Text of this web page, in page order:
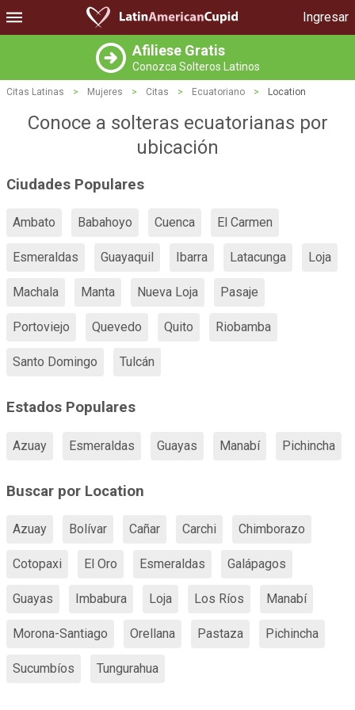
Ingresar
Afiliese Gratis
Conozca Solteros Latinos
Citas Latinas > Mujeres > Citas > Ecuatoriano > Location
Conoce a solteras ecuatorianas por
ubicación
Ciudades Populares
Ambato Babahoyo Cuenca El Carmen
Esmeraldas Guayaquil Ibarra Latacunga Loja
Machala Manta Nueva Loja Pasaje
Portoviejo Quevedo Quito Riobamba
Santo Domingo Tulcán
Estados Populares
Azuay Esmeraldas Guayas Manabí Pichincha
Buscar por Location
Azuay Bolívar Cañar Carchi Chimborazo
Cotopaxi El Oro Esmeraldas Galápagos
Guayas Imbabura Loja Los Ríos Manabí
Morona-Santiago Orellana Pastaza Pichincha
Sucumbíos Tungurahua